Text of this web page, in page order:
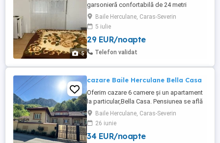
5
garsonieră confortabilă de 24 metri
pătrați, perfectă pentru o persoană , o
familie sau un cuplu. Aceasta dispune de
o baie modernă și o bucătărie complet
utilată, ideală pentru prepararea mesei în
confortul propriei locuințe. Printre dotările
Baile Herculane, Caras-Severin
5 iulie
29 EUR/noapte
Telefon validat
cazare Baile Herculane Bella Casa
Oferim cazare 6 camere și un apartament
la particular,Bella Casa. Pensiunea se află
in apropierea centrului nou,zona UGSR ,la
doar 5 minute de mers pe jos până în
parcul Vicol și hotelurile cunoscute și în
apropierea bazinului terminal La MATU. Vă
Baile Herculane, Caras-Severin
26 iunie
34 EUR/noapte